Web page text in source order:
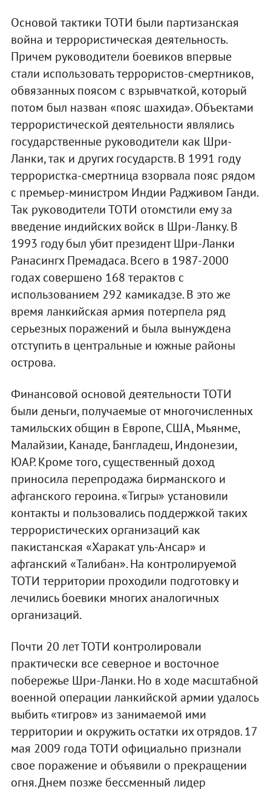
Основой тактики ТОТИ были партизанская
война и террористическая деятельность.
Причем руководители боевиков впервые
стали использовать террористов-смертников,
обвязанных поясом с взрывчаткой, который
потом был назван «пояс шахида». Объектами
террористической деятельности являлись
государственные руководители как Шри-
Ланки, так и других государств. В 1991 году
террористка-смертница взорвала пояс рядом
с премьер-министром Индии Радживом Ганди.
Так руководители ТОТИ отомстили ему за
введение индийских войск в Шри-Ланку. В
1993 году был убит президент Шри-Ланки
Ранасингх Премадаса. Всего в 1987-2000
годах совершено 168 терактов с
использованием 292 камикадзе. В это же
время ланкийская армия потерпела ряд
серьезных поражений и была вынуждена
отступить в центральные и южные районы
острова.
Финансовой основой деятельности ТОТИ
были деньги, получаемые от многочисленных
тамильских общин в Европе, США, Мьянме,
Малайзии, Канаде, Бангладеш, Индонезии,
ЮАР. Кроме того, существенный доход
приносила перепродажа бирманского и
афганского героина. «Тигры» установили
контакты и пользовались поддержкой таких
террористических организаций как
пакистанская «Харакат уль-Ансар» и
афганский «Талибан». На контролируемой
ТОТИ территории проходили подготовку и
лечились боевики многих аналогичных
организаций.
Почти 20 лет ТОТИ контролировали
практически все северное и восточное
побережье Шри-Ланки. Но в ходе масштабной
военной операции ланкийской армии удалось
выбить «тигров» из занимаемой ими
территории и окружить остатки их отрядов. 17
мая 2009 года ТОТИ официально признали
свое поражение и объявили о прекращении
огня. Днем позже бессменный лидер